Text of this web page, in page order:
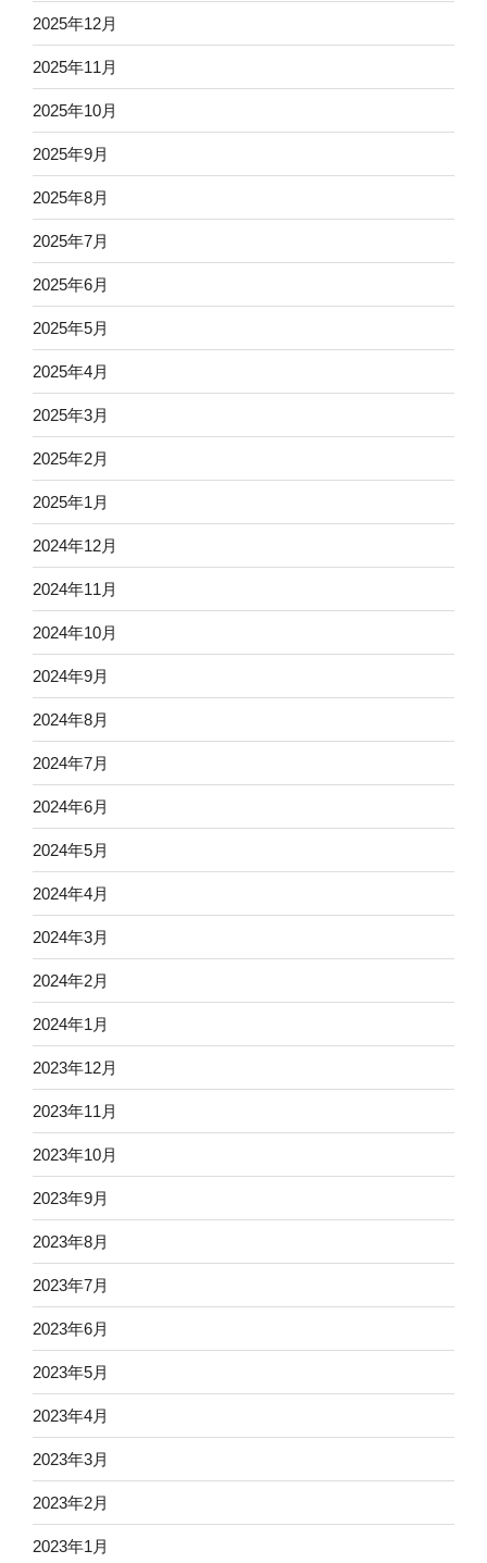
2025年12月
2025年11月
2025年10月
2025年9月
2025年8月
2025年7月
2025年6月
2025年5月
2025年4月
2025年3月
2025年2月
2025年1月
2024年12月
2024年11月
2024年10月
2024年9月
2024年8月
2024年7月
2024年6月
2024年5月
2024年4月
2024年3月
2024年2月
2024年1月
2023年12月
2023年11月
2023年10月
2023年9月
2023年8月
2023年7月
2023年6月
2023年5月
2023年4月
2023年3月
2023年2月
2023年1月